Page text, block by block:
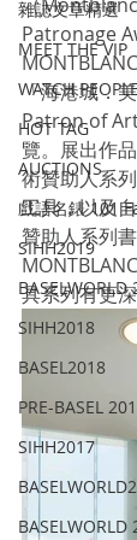
雜誌文章精選
MEET THE VIP
WATCH
HOT TAG
AUCTIONS
戲語名錶 101
SIHH2019
BASELWORLD
SIHH2018
BASEL2018
PRE-BASEL
SIHH2017
BASELWORLD
Patronage
「海港城．
Patron of
覽。展出作
術贊助人系
工具，以及
贊助人系列
具系列有更